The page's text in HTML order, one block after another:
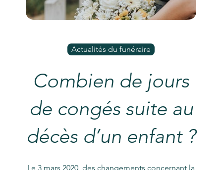
Actualités du funéraire
Combien de jours
de congés suite au
décès d’un enfant ?
Le 3 mars 2020, des changements concernant la